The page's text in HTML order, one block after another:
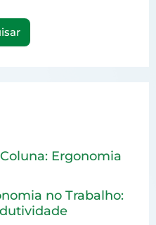
Ergonomia
no Trabalho: